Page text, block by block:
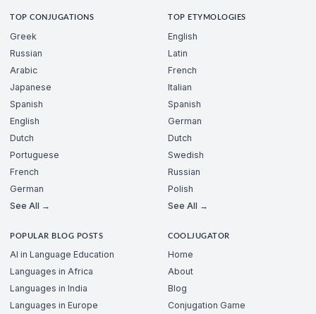
TOP CONJUGATIONS
Greek
Russian
Arabic
Japanese
Spanish
English
Dutch
Portuguese
French
German
See All →
TOP ETYMOLOGIES
English
Latin
French
Italian
Spanish
German
Dutch
Swedish
Russian
Polish
See All →
POPULAR BLOG POSTS
AI in Language Education
Languages in Africa
Languages in India
Languages in Europe
COOLJUGATOR
Home
About
Blog
Conjugation Game